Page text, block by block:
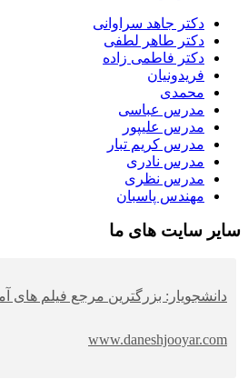
دکتر جاهد سراوانی
دکتر طاهر لطفی
دکتر فاطمی زاده
فریدونیان
محمدی
مدرس عباسی
مدرس علیپور
مدرس کریم تبار
مدرس نادری
مدرس نظری
مهندس پاسبان
سایر سایت های ما
دانشجویار: بزرگترین مرجع فیلم های
www.daneshjooyar.com